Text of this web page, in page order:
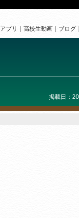
プリ 高校生動画 ブログ
掲載日：